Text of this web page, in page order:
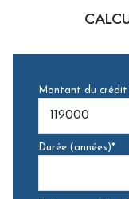
Montant du
Durée (années)*